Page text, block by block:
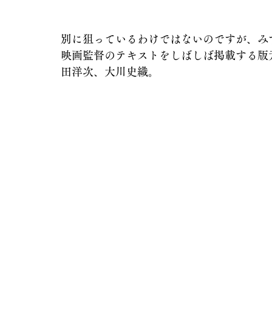
別に狙っているわけではないのですが、
映画監督のテキストをしばしば掲載する
田洋次、大川史織。